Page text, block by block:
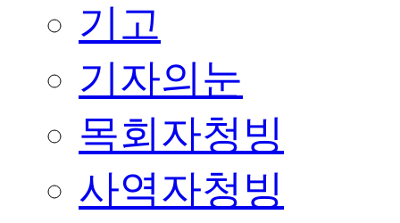
기고
기자의눈
목회자청빙
사역자청빙